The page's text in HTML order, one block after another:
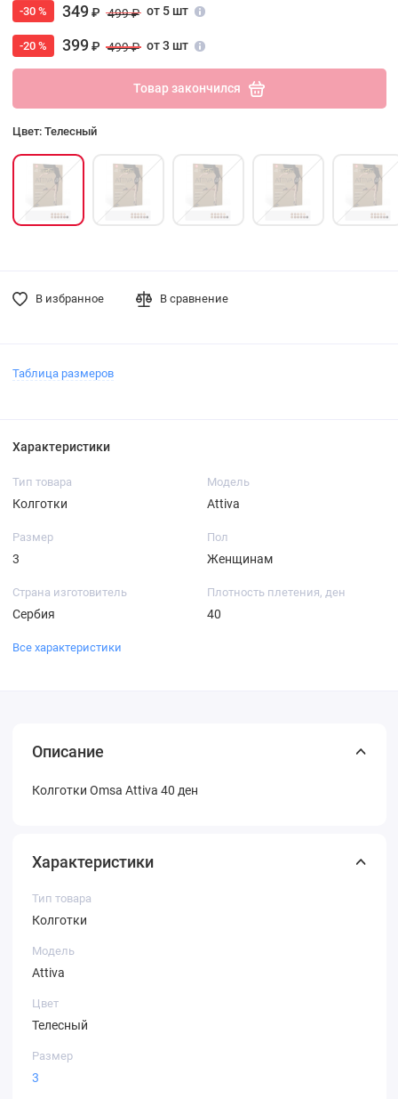
-30 % 349₽ 499 ₽ от 5 шт
-20 % 399₽ 499 ₽ от 3 шт
Товар закончился
Цвет: Телесный
В избранное В сравнение
Таблица размеров
Характеристики
Тип товара
Колготки
Модель
Attiva
Размер
3
Пол
Женщинам
Страна изготовитель
Сербия
Плотность плетения, ден
40
Все характеристики
Описание
Колготки Omsa Attiva 40 ден
Характеристики
Тип товара
Колготки
Модель
Attiva
Цвет
Телесный
Размер
3